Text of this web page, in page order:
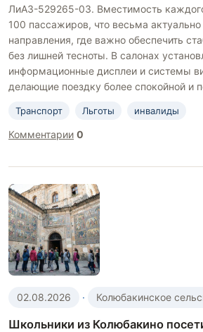
ЛиАЗ-529265-03. Вместимость
100 пассажиров, что весьма актуально
направления, где важно обеспечить
без лишней тесноты. В салонах
информационные дисплеи и системы
делающие поездку более спокойной и
Транспорт Льготы инвалиды
Комментарии 0
02.08.2026 · Колюбакинское
Школьники из Колюбакино